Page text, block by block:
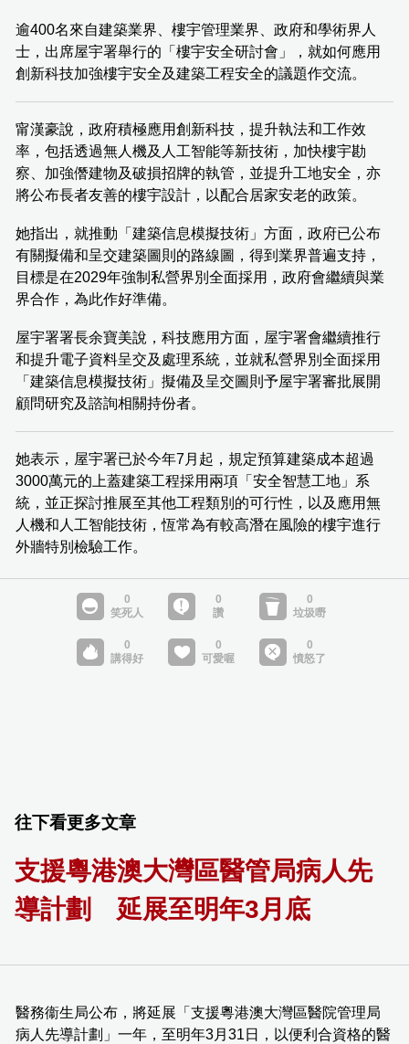
逾400名來自建築業界、樓宇管理業界、政府和學術界人
士，出席屋宇署舉行的「樓宇安全研討會」，就如何應用
創新科技加強樓宇安全及建築工程安全的議題作交流。
甯漢豪說，政府積極應用創新科技，提升執法和工作效
率，包括透過無人機及人工智能等新技術，加快樓宇勘
察、加強僭建物及破損招牌的執管，並提升工地安全，亦
將公布長者友善的樓宇設計，以配合居家安老的政策。
她指出，就推動「建築信息模擬技術」方面，政府已公布
有關擬備和呈交建築圖則的路線圖，得到業界普遍支持，
目標是在2029年強制私營界別全面採用，政府會繼續與業
界合作，為此作好準備。
屋宇署署長余寶美說，科技應用方面，屋宇署會繼續推行
和提升電子資料呈交及處理系統，並就私營界別全面採用
「建築信息模擬技術」擬備及呈交圖則予屋宇署審批展開
顧問研究及諮詢相關持份者。
她表示，屋宇署已於今年7月起，規定預算建築成本超過
3000萬元的上蓋建築工程採用兩項「安全智慧工地」系
統，並正探討推展至其他工程類別的可行性，以及應用無
人機和人工智能技術，恆常為有較高潛在風險的樓宇進行
外牆特別檢驗工作。
往下看更多文章
支援粵港澳大灣區醫管局病人先
導計劃 延展至明年3月底
醫務衞生局公布，將延展「支援粵港澳大灣區醫院管理局
病人先導計劃」一年，至明年3月31日，以便利合資格的醫